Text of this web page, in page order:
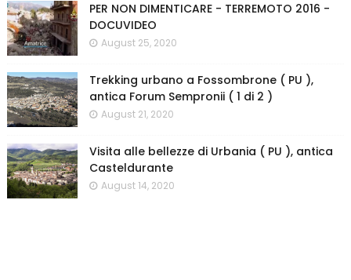
PER NON DIMENTICARE - TERREMOTO 2016 -
DOCUVIDEO
August 25, 2020
Trekking urbano a Fossombrone ( PU ),
antica Forum Sempronii ( 1 di 2 )
August 21, 2020
Visita alle bellezze di Urbania ( PU ), antica
Casteldurante
August 14, 2020